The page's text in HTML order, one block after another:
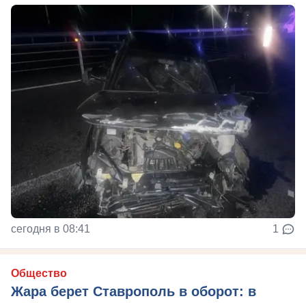
сегодня в 08:41 1
Общество
Жара берет Ставрополь в оборот: в